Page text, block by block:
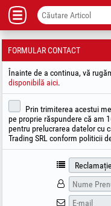
FORMULAR CONTACT
Înainte de a continua, vă
disponibilă aici.
Prin trimiterea acestui
pe proprie răspundere că am
pentru prelucrarea datelor cu
Trading SRL conform politicii